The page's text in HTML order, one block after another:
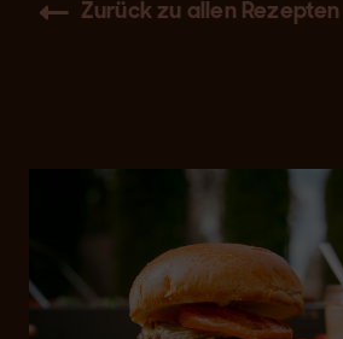
Zurück zu allen Rezepten